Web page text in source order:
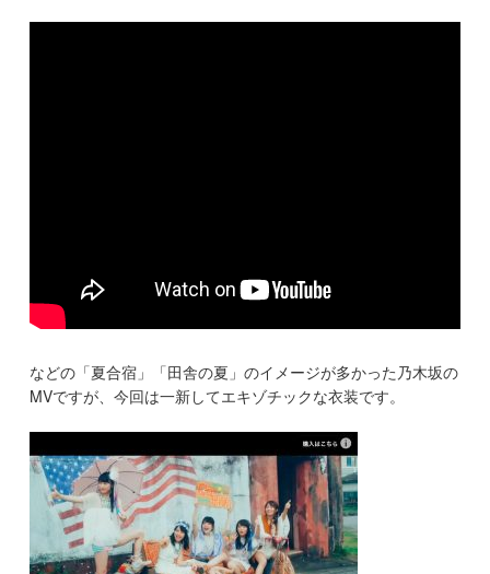
などの「夏合宿」「田舎の夏」のイメージが多かった乃木坂の
MVですが、今回は一新してエキゾチックな衣装です。